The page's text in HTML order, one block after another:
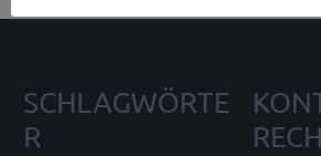
SCHLAGWÖRTE
R